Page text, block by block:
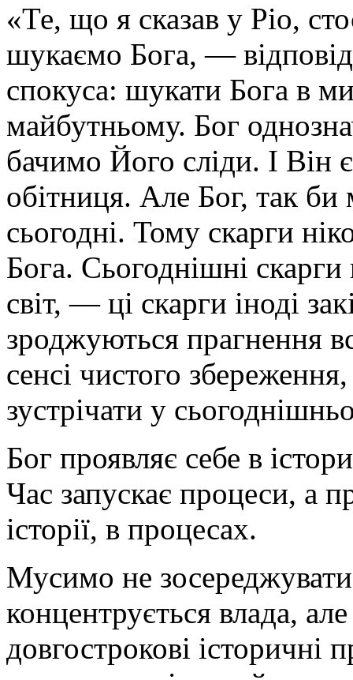
«Те, що я сказав у Ріо,
шукаємо Бога, —
спокуса: шукати Бога в
майбутньому. Бог
бачимо Його сліди. І Він
обітниця. Але Бог, так
сьогодні. Тому скарги
Бога. Сьогоднішні
світ, — ці скарги іноді
зроджуються прагнення
сенсі чистого
зустрічати у
Бог проявляє себе в
Час запускає процеси, а
історії, в процесах.
Мусимо не
концентрується влада,
довгострокові